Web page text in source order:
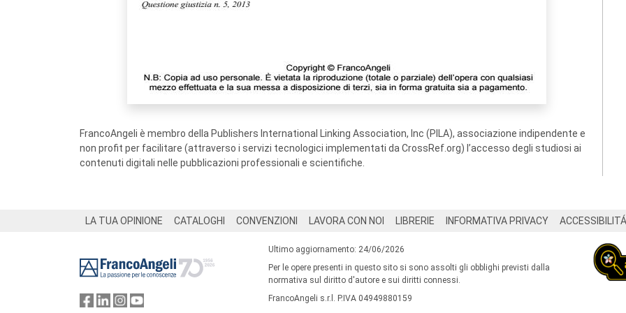
FrancoAngeli è membro della Publishers International Linking Association, Inc (PILA), associazione indipendente e
non profit per facilitare (attraverso i servizi tecnologici implementati da CrossRef.org) l’accesso degli studiosi ai
contenuti digitali nelle pubblicazioni professionali e scientifiche.
LA TUA OPINIONE CATALOGHI CONVENZIONI LAVORA CON NOI LIBRERIE INFORMATIVA PRIVACY ACCESSIBILITÁ
Ultimo aggiornamento: 24/06/2026
Per le opere presenti in questo sito si sono assolti gli obblighi previsti dalla
normativa sul diritto d'autore e sui diritti connessi.
FrancoAngeli s.r.l. P.IVA 04949880159